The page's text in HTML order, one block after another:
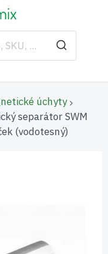
úchyty
separátor SWM
(vodotesný)